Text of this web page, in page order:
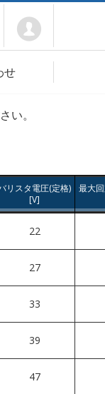
ニューを開く
せ
い。
リスタ電圧(定格)
[V]
最大
22
27
33
39
47